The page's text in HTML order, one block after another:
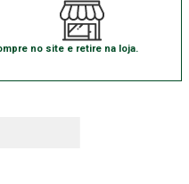
no site e retire na loja.